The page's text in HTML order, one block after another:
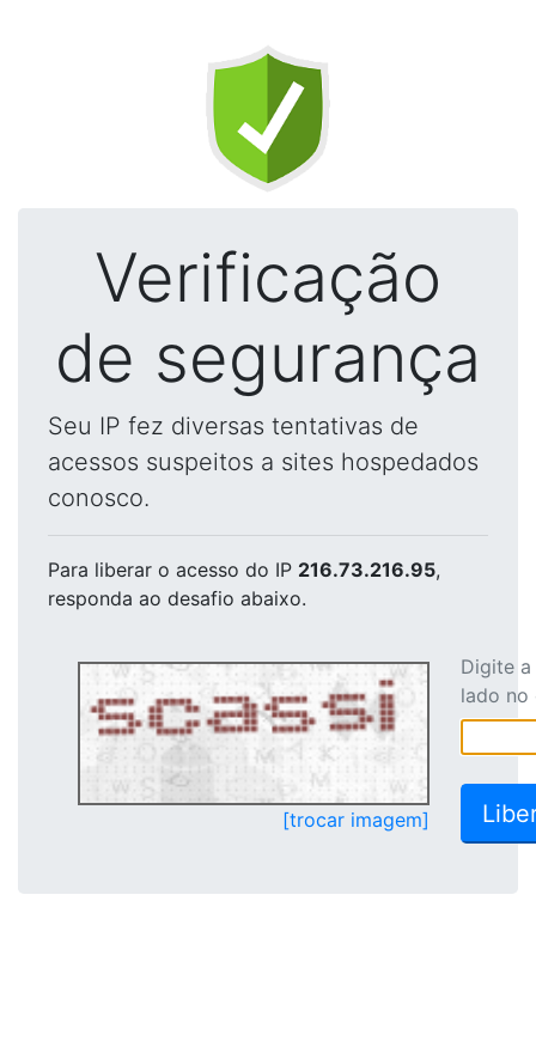
Verificação
de segurança
Seu IP fez diversas tentativas de
acessos suspeitos a sites hospedados
conosco.
Para liberar o acesso do IP 216.73.216.95,
responda ao desafio abaixo.
[trocar imagem]
Digite
lado no